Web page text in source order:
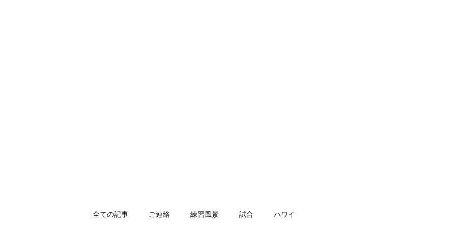
全ての記事 ご連絡 練習風景 試合 ハワイ